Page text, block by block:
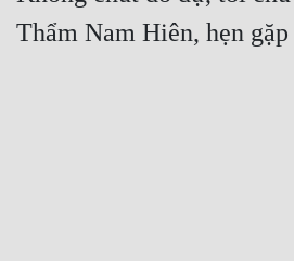
Thẩm Nam Hiên, hẹn gặp